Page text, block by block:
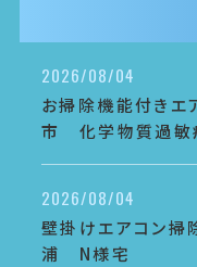
2026/08/04
お掃除機能付き
市 化学物質過敏
2026/08/04
壁掛けエアコン
浦 N様宅